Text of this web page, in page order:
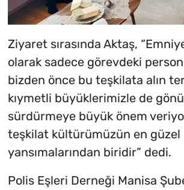
Ziyaret sırasında Aktaş,
olarak sadece görevdeki
bizden önce bu teşkilata alın
kıymetli büyüklerimizle de gönül
sürdürmeye büyük önem
teşkilat kültürümüzün en güzel
yansımalarından biridir” dedi.
Polis Eşleri Derneği Manisa